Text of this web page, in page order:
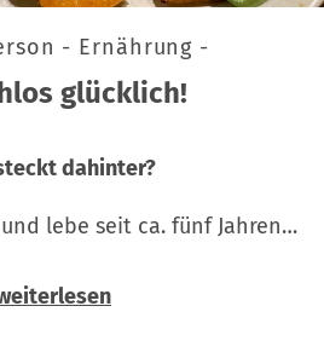
- Ernährung -
glücklich!
dahinter?
lebe seit ca. fünf Jahren…